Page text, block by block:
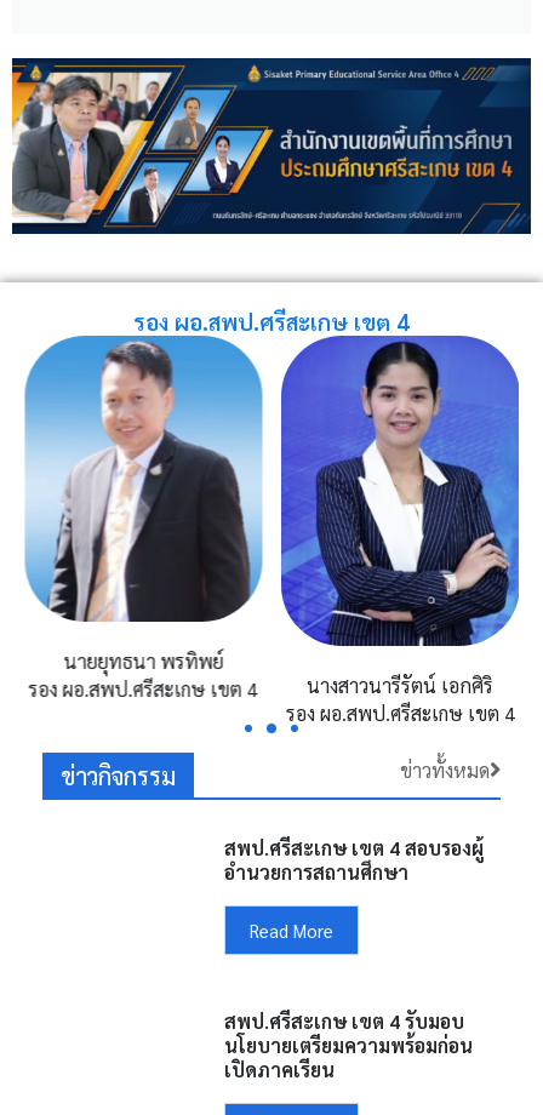
รอง ผอ.สพป.ศรีสะเกษ เขต 4
นางสาวนารีรัตน์ เอกศิริ รอง ผอ.สพป.ศรีสะเกษ เขต 4
ข่าวกิจกรรม ข่าวทั้งหมด
สพป.ศรีสะเกษ เขต 4 สอบรองผู้
อำนวยการสถานศึกษา
Read More
สพป.ศรีสะเกษ เขต 4 รับมอบ
นโยบายเตรียมความพร้อมก่อน
เปิดภาคเรียน